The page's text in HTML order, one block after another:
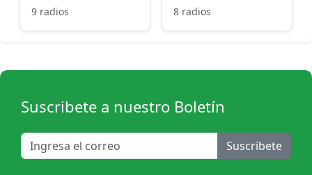
9 radios 8 radios
Suscribete a nuestro Boletín
Suscribete